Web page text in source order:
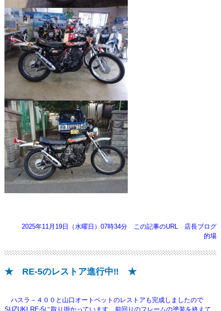
2025年11月19日（水曜日）07時34分 この記事のURL
店長ブログ
的場
★ RE-5のレストア進行中‼️ ★
ハスラ－４００と山口オートペットのレストアも完成しましたので
SUZUKI.RE-5に取り掛かっています、前回りのフレームの塗装を終えて